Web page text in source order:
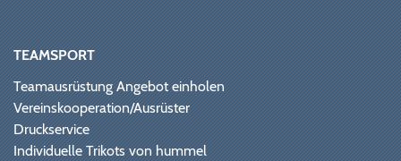
TEAMSPORT
Teamausrüstung Angebot einholen
Vereinskooperation/Ausrüster
Druckservice
Individuelle Trikots von hummel